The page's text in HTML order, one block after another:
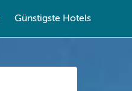
Günstigste Hotels